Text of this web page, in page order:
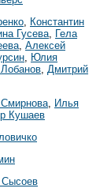
Константин
Гусева
Гела
Алексей
Юлия
Дмитрий
Илья
Кушаев
Сысоев